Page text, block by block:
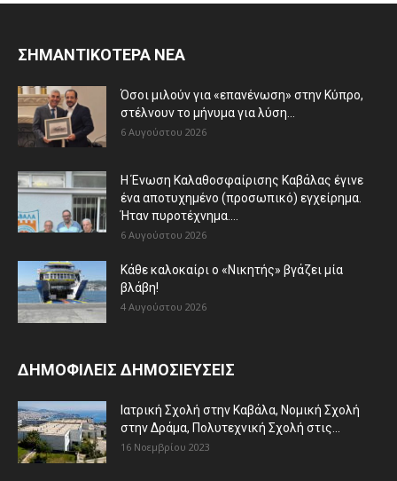
ΣΗΜΑΝΤΙΚΟΤΕΡΑ ΝΕΑ
Όσοι μιλούν για «επανένωση» στην Κύπρο,
στέλνουν το μήνυμα για λύση...
6 Αυγούστου 2026
Η Ένωση Καλαθοσφαίρισης Καβάλας έγινε
ένα αποτυχημένο (προσωπικό) εγχείρημα.
Ήταν πυροτέχνημα....
6 Αυγούστου 2026
Κάθε καλοκαίρι ο «Νικητής» βγάζει μία
βλάβη!
4 Αυγούστου 2026
ΔΗΜΟΦΙΛΕΙΣ ΔΗΜΟΣΙΕΥΣΕΙΣ
Ιατρική Σχολή στην Καβάλα, Νομική Σχολή
στην Δράμα, Πολυτεχνική Σχολή στις...
16 Νοεμβρίου 2023